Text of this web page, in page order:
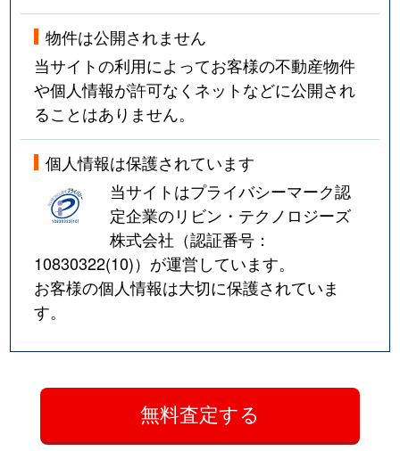
物件は公開されません
当サイトの利用によってお客様の不動産物件
や個人情報が許可なくネットなどに公開され
ることはありません。
個人情報は保護されています
当サイトはプライバシーマーク認
定企業のリビン・テクノロジーズ
株式会社（認証番号：
10830322(10)）が運営しています。
お客様の個人情報は大切に保護されていま
す。